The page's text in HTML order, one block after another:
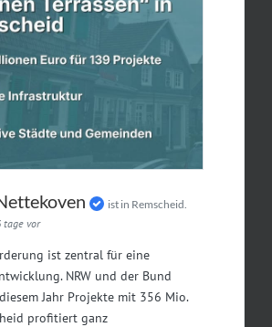
ist in Remscheid.
tage vor
ist zentral für eine
NRW und der Bund
Jahr Projekte mit 356 Mio.
profitiert ganz